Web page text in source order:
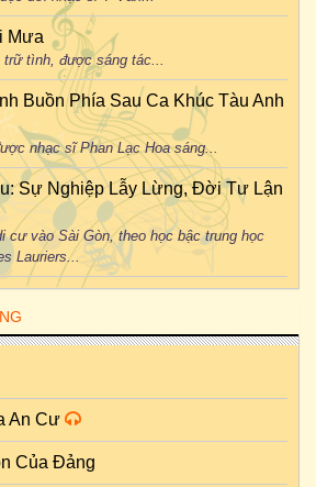
Mưa
trữ tình, được sáng tác...
Buồn Phía Sau Ca Khúc Tàu Anh
nhạc sĩ Phan Lạc Hoa sáng...
Sự Nghiệp Lẫy Lừng, Đời Tư Lận
cư vào Sài Gòn, theo học bậc trung học
Lauriers...
An Cư
Của Đảng